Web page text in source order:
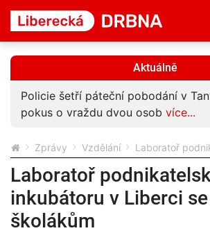
Aktuálně
Policie šetří páteční pobodání v
pokus o vraždu dvou osob více...
Zprávy Vzdělání Laboratoř
Laboratoř
inkubátoru v Liberci
školákům